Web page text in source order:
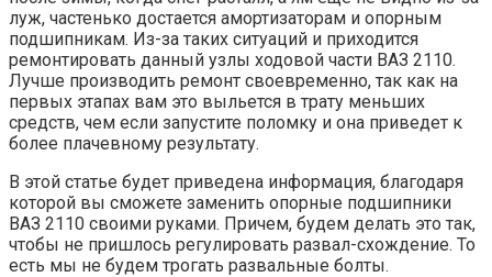
луж, частенько достается амортизаторам и опорным
подшипникам. Из-за таких ситуаций и приходится
ремонтировать данный узлы ходовой части ВАЗ 2110.
Лучше производить ремонт своевременно, так как на
первых этапах вам это выльется в трату меньших
средств, чем если запустите поломку и она приведет к
более плачевному результату.
В этой статье будет приведена информация, благодаря
которой вы сможете заменить опорные подшипники
ВАЗ 2110 своими руками. Причем, будем делать это так,
чтобы не пришлось регулировать развал-схождение. То
есть мы не будем трогать развальные болты.